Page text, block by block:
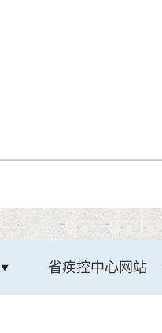
省疾控中心网站